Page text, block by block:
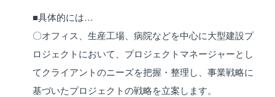
■具体的には…
〇オフィス、生産工場、病院などを中心に大型建設プ
ロジェクトにおいて、プロジェクトマネージャーとし
てクライアントのニーズを把握・整理し、事業戦略に
基づいたプロジェクトの戦略を立案します。